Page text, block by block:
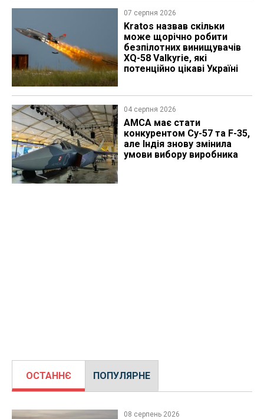
07 серпня 2026
Kratos назвав скільки
може щорічно робити
безпілотних винищувачів
XQ-58 Valkyrie, які
потенційно цікаві Україні
04 серпня 2026
AMCA має стати
конкурентом Су-57 та F-35,
але Індія знову змінила
умови вибору виробника
ОСТАННЄ ПОПУЛЯРНЕ
08 серпень 2026